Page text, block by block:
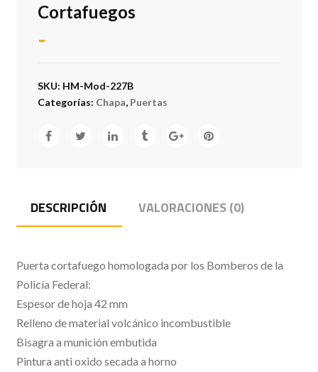
Cortafuegos
-
SKU: HM-Mod-227B
Categorías: Chapa, Puertas
DESCRIPCIÓN VALORACIONES (0)
Puerta cortafuego homologada por los Bomberos de la
Policía Federal:
Espesor de hoja 42 mm
Relleno de material volcánico incombustible
Bisagra a munición embutida
Pintura anti oxido secada a horno